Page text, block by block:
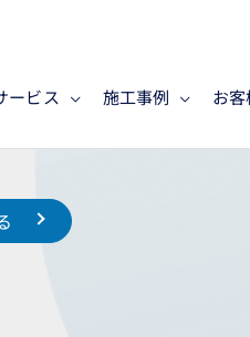
ービス 施工事例 お